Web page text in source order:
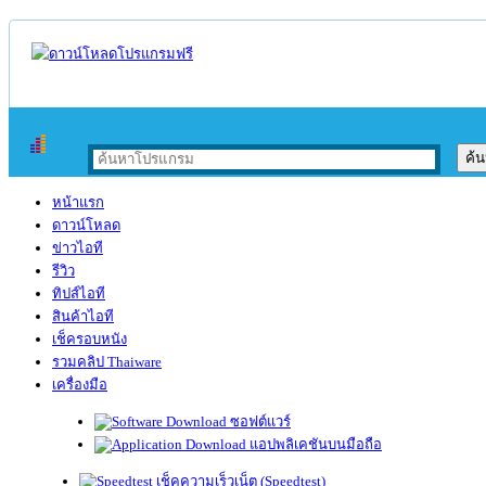
หน้าแรก
ดาวน์โหลด
ข่าวไอที
รีวิว
ทิปส์ไอที
สินค้าไอที
เช็ครอบหนัง
รวมคลิป Thaiware
เครื่องมือ
ซอฟต์แวร์
แอปพลิเคชันบนมือถือ
เช็คความเร็วเน็ต (Speedtest)